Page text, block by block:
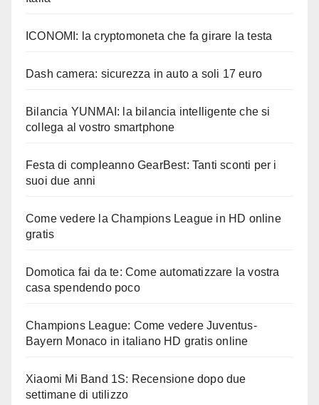
ICONOMI: la cryptomoneta che fa girare la testa
Dash camera: sicurezza in auto a soli 17 euro
Bilancia YUNMAI: la bilancia intelligente che si
collega al vostro smartphone
Festa di compleanno GearBest: Tanti sconti per i
suoi due anni
Come vedere la Champions League in HD online
gratis
Domotica fai da te: Come automatizzare la vostra
casa spendendo poco
Champions League: Come vedere Juventus-
Bayern Monaco in italiano HD gratis online
Xiaomi Mi Band 1S: Recensione dopo due
settimane di utilizzo